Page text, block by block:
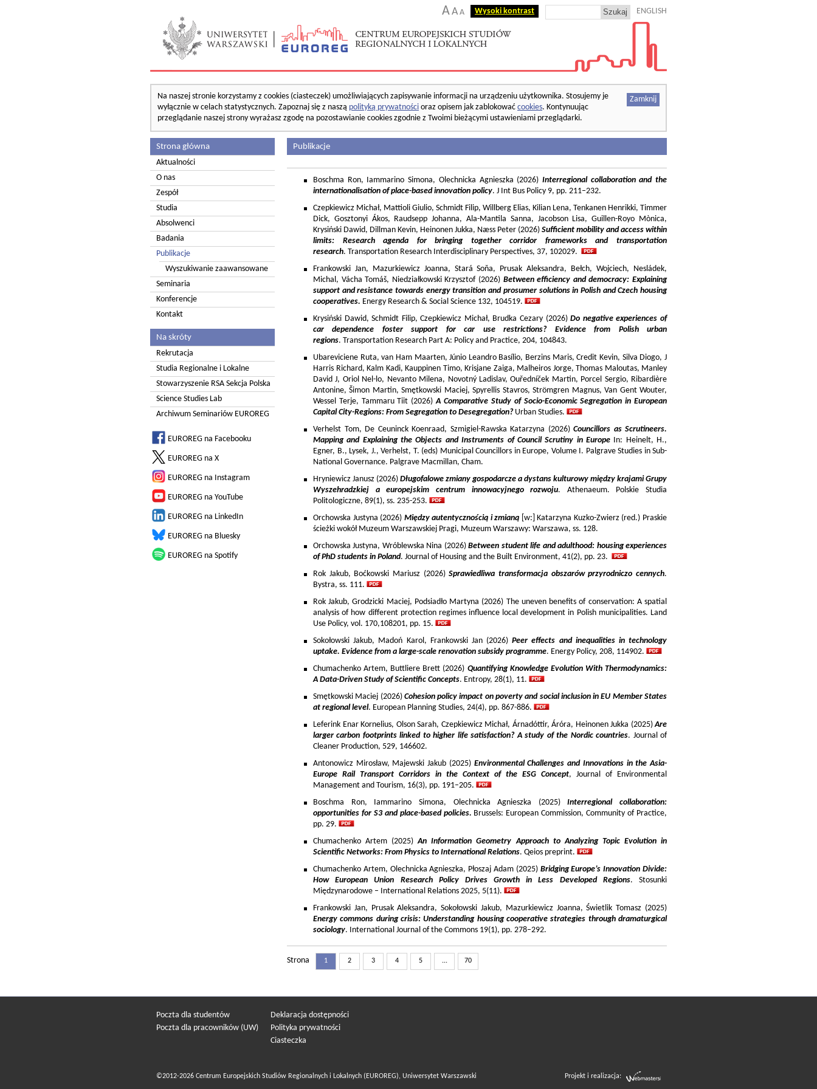
AA A Wysoki kontrast ENGLISH
Zamknij
Na naszej stronie korzystamy z cookies (ciasteczek) umożliwiających zapisywanie informacji na urządzeniu użytkownika. Stosujemy je
wyłącznie w celach statystycznych. Zapoznaj się z naszą polityką prywatności oraz opisem jak zablokować cookies. Kontynuując
przeglądanie naszej strony wyrażasz zgodę na pozostawianie cookies zgodnie z Twoimi bieżącymi ustawieniami przeglądarki.
Strona główna
Aktualności
O nas
Zespół
Studia
Absolwenci
Badania
Publikacje
Wyszukiwanie zaawansowane
Seminaria
Konferencje
Kontakt
Na skróty
Rekrutacja
Studia Regionalne i Lokalne
Stowarzyszenie RSA Sekcja Polska
Science Studies Lab
Archiwum Seminariów EUROREG
EUROREG na Facebooku
EUROREG na X
EUROREG na Instagram
EUROREG na YouTube
EUROREG na LinkedIn
EUROREG na Bluesky
EUROREG na Spotify
Publikacje
Boschma Ron, Iammarino Simona, Olechnicka Agnieszka (2026) Interregional collaboration and the
internationalisation of place-based innovation policy. J Int Bus Policy 9, pp. 211–232.
Czepkiewicz Michał, Mattioli Giulio, Schmidt Filip, Willberg Elias, Kilian Lena, Tenkanen Henrikki, Timmer
Dick, Gosztonyi Ákos, Raudsepp Johanna, Ala-Mantila Sanna, Jacobson Lisa, Guillen-Royo Mònica,
Krysiński Dawid, Dillman Kevin, Heinonen Jukka, Næss Peter (2026) Sufficient mobility and access within
limits: Research agenda for bringing together corridor frameworks and transportation
research. Transportation Research Interdisciplinary Perspectives, 37, 102029.
Frankowski Jan, Mazurkiewicz Joanna, Stará Soňa, Prusak Aleksandra, Bełch, Wojciech, Nesládek,
Michal, Vácha Tomáš, Niedziałkowski Krzysztof (2026) Between efficiency and democracy: Explaining
support and resistance towards energy transition and prosumer solutions in Polish and Czech housing
cooperatives. Energy Research & Social Science 132, 104519.
Krysiński Dawid, Schmidt Filip, Czepkiewicz Michał, Brudka Cezary (2026)Do negative experiences of
car dependence foster support for car use restrictions? Evidence from Polish urban
regions. Transportation Research Part A: Policy and Practice, 204, 104843.
Ubareviciene Ruta, van Ham Maarten, Júnio Leandro Basílio, Berzins Maris, Credit Kevin, Silva Diogo, J
Harris Richard, Kalm Kadi, Kauppinen Timo, Krisjane Zaiga, Malheiros Jorge, Thomas Maloutas, Manley
David J, Oriol Nel-lo, Nevanto Milena, Novotný Ladislav, Ouředníček Martin, Porcel Sergio, Ribardière
Antonine, Šimon Martin, Smętkowski Maciej, Spyrellis Stavros, Strömgren Magnus, Van Gent Wouter,
Wessel Terje, Tammaru Tiit (2026)A Comparative Study of Socio-Economic Segregation in European
Capital City-Regions: From Segregation to Desegregation?Urban Studies.
Verhelst Tom, De Ceuninck Koenraad, Szmigiel-Rawska Katarzyna (2026) Councillors as Scrutineers.
Mapping and Explaining the Objects and Instruments of Council Scrutiny in EuropeIn: Heinelt, H.,
Egner, B., Lysek, J., Verhelst, T. (eds) Municipal Councillors in Europe, Volume I. Palgrave Studies in Sub-
National Governance. Palgrave Macmillan, Cham.
Hryniewicz Janusz (2026) Długofalowe zmiany gospodarcze a dystans kulturowy między krajami Grupy
Wyszehradzkiej a europejskim centrum innowacyjnego rozwoju. Athenaeum. Polskie Studia
Politologiczne, 89(1), ss. 235-253.
Orchowska Justyna (2026) Między autentycznością i zmianą [w:] Katarzyna Kuzko-Zwierz (red.) Praskie
ścieżki wokół Muzeum Warszawskiej Pragi, Muzeum Warszawy: Warszawa, ss. 128.
Orchowska Justyna, Wróblewska Nina (2026)Between student life and adulthood: housing experiences
of PhD students in Poland. Journal of Housing and the Built Environment, 41(2), pp. 23.
Rok Jakub, Boćkowski Mariusz (2026)Sprawiedliwa transformacja obszarów przyrodniczo cennych.
Bystra, ss. 111.
Rok Jakub, Grodzicki Maciej, Podsiadło Martyna (2026) The uneven benefits of conservation: A spatial
analysis of how different protection regimes influence local development in Polish municipalities. Land
Use Policy, vol. 170,108201, pp. 15.
Sokołowski Jakub, Madoń Karol, Frankowski Jan (2026)Peer effects and inequalities in technology
uptake. Evidence from a large-scale renovation subsidy programme. Energy Policy, 208, 114902.
Chumachenko Artem, Buttliere Brett (2026) Quantifying Knowledge Evolution With Thermodynamics:
A Data-Driven Study of Scientific Concepts. Entropy, 28(1), 11.
Smętkowski Maciej (2026) Cohesion policy impact on poverty and social inclusion in EU Member States
at regional level. European Planning Studies, 24(4), pp. 867-886.
Leferink Enar Kornelius, Olson Sarah, Czepkiewicz Michał, Árnadóttir, Áróra, Heinonen Jukka (2025)Are
larger carbon footprints linked to higher life satisfaction? A study of the Nordic countries. Journal of
Cleaner Production, 529, 146602.
Antonowicz Mirosław, Majewski Jakub (2025) Environmental Challenges and Innovations in the Asia-
Europe Rail Transport Corridors in the Context of the ESG Concept, Journal of Environmental
Management and Tourism, 16(3), pp. 191–205.
Boschma Ron, Iammarino Simona, Olechnicka Agnieszka (2025)Interregional collaboration:
opportunities for S3 and place-based policies. Brussels: European Commission, Community of Practice,
pp. 29.
Chumachenko Artem (2025)An Information Geometry Approach to Analyzing Topic Evolution in
Scientific Networks: From Physics to International Relations. Qeios preprint.
Chumachenko Artem, Olechnicka Agnieszka, Płoszaj Adam (2025) Bridging Europe’s Innovation Divide:
How European Union Research Policy Drives Growth in Less Developed Regions. Stosunki
Międzynarodowe – International Relations 2025, 5(11).
Frankowski Jan, Prusak Aleksandra, Sokołowski Jakub, Mazurkiewicz Joanna, Świetlik Tomasz (2025)
Energy commons during crisis: Understanding housing cooperative strategies through dramaturgical
sociology. International Journal of the Commons 19(1), pp. 278–292.
Strona 1 2 3 4 5 ... 70
Poczta dla studentów
Poczta dla pracowników (UW)
Deklaracja dostępności
Polityka prywatności
Ciasteczka
©2012-2026 Centrum Europejskich Studiów Regionalnych i Lokalnych (EUROREG), Uniwersytet Warszawski Projekt i realizacja: